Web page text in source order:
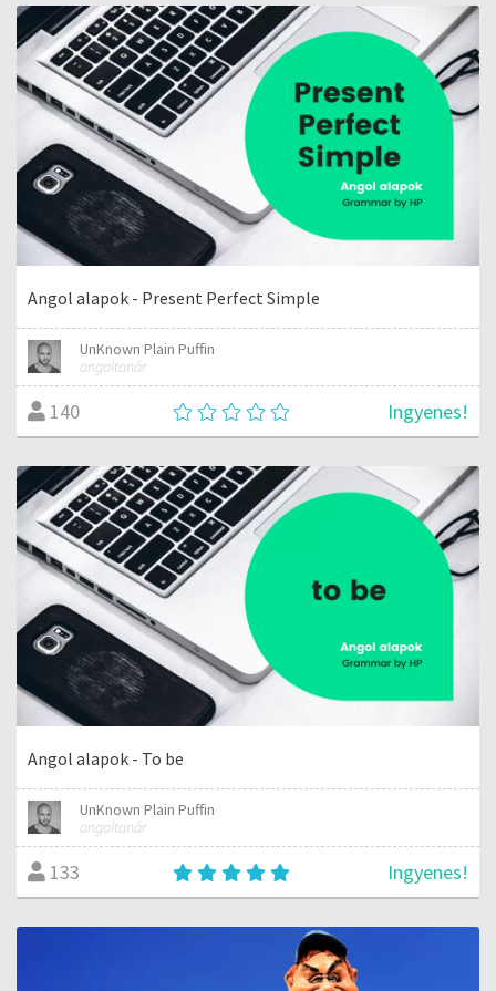
Angol alapok - Present Perfect Simple
UnKnown Plain Puffin
angoltanár
140 Ingyenes!
Angol alapok - To be
UnKnown Plain Puffin
angoltanár
133 Ingyenes!